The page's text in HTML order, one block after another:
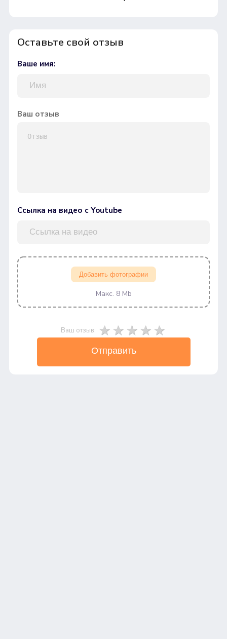
Оставьте свой отзыв
Ваше имя:
Ваш отзыв
Ссылка на видео с Youtube
Добавить фотографии
Макс. 8 Mb
Ваш отзыв:
Отправить